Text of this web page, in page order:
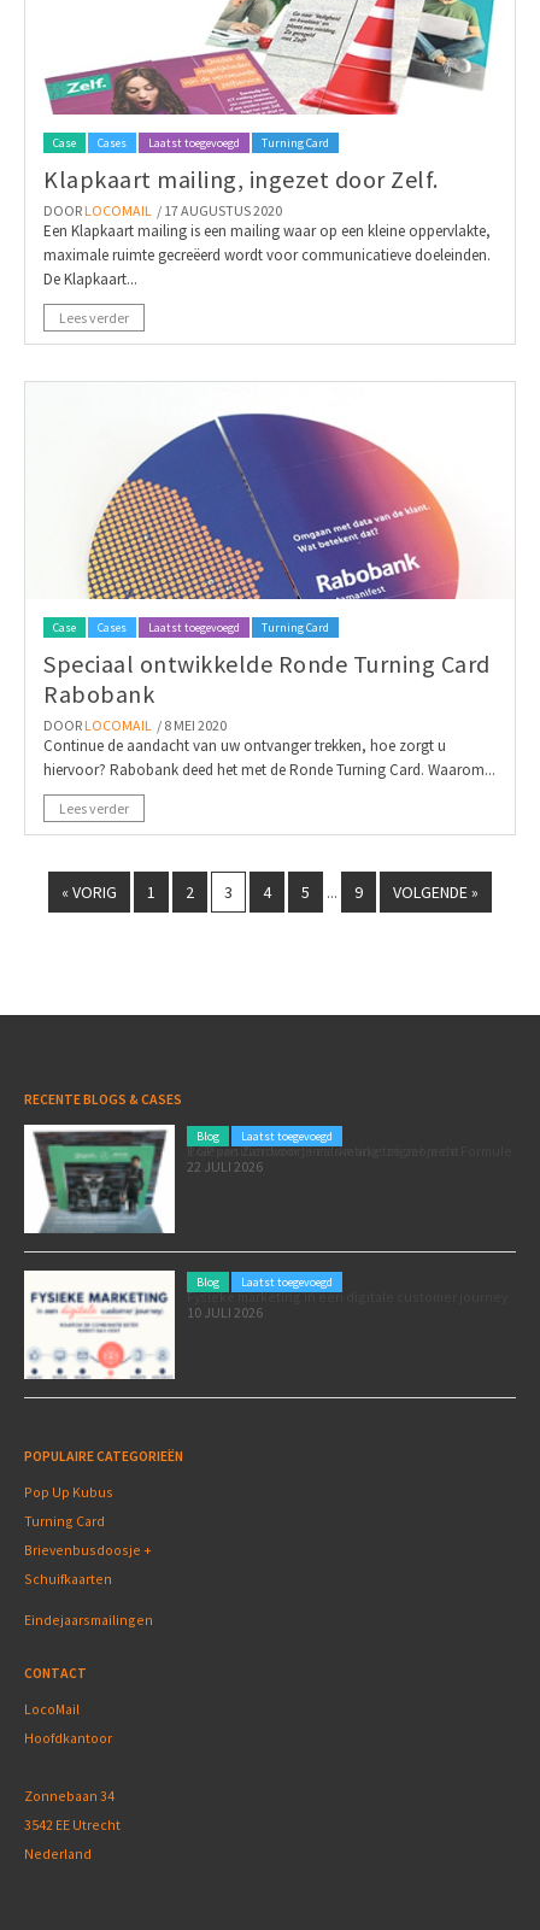
Case Cases Laatst toegevoegd Turning Card
Klapkaart mailing, ingezet door Zelf.
DOOR LOCOMAIL / 17 AUGUSTUS 2020
Een Klapkaart mailing is een mailing waar op een kleine oppervlakte,
maximale ruimte gecreëerd wordt voor communicatieve doeleinden.
De Klapkaart...
Lees verder
Case Cases Laatst toegevoegd Turning Card
Speciaal ontwikkelde Ronde Turning Card
Rabobank
DOOR LOCOMAIL / 8 MEI 2020
Continue de aandacht van uw ontvanger trekken, hoe zorgt u
hiervoor? Rabobank deed het met de Ronde Turning Card. Waarom...
Lees verder
« VORIG 1 2 3 4 5 ... 9 VOLGENDE »
RECENTE BLOGS & CASES
Blog Laatst toegevoegd
Poleposition voor je marketing: zó zet je de Formule 1 GP van Zandvoort in als marketingmoment
22 JULI 2026
Blog Laatst toegevoegd
Fysieke marketing in een digitale customer journey
10 JULI 2026
POPULAIRE CATEGORIEËN
Pop Up Kubus
Turning Card
Brievenbusdoosje +
Schuifkaarten
Eindejaarsmailingen
CONTACT
LocoMail
Hoofdkantoor
Zonnebaan 34
3542 EE Utrecht
Nederland